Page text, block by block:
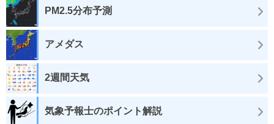
PM2.5分布予測
アメダス
2週間天気
気象予報士のポイント解説